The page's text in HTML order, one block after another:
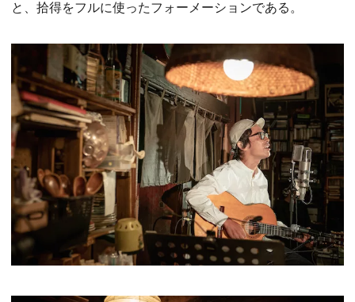
と、拾得をフルに使ったフォーメーションである。